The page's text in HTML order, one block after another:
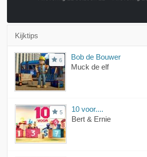
Kijktips
6
Bob de Bouwer
Muck de elf
5
10 voor....
Bert & Ernie